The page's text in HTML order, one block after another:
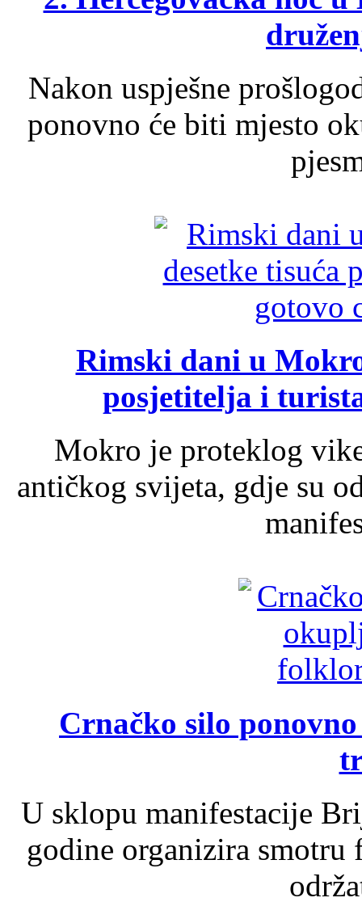
Nakon uspješne
ponovno će biti mjesto
Rimski dani u
posjetitelja i
Mokro je proteklog
antičkog svijeta, gdje su
Crnačko silo
U sklopu manifestacije
godine organizira